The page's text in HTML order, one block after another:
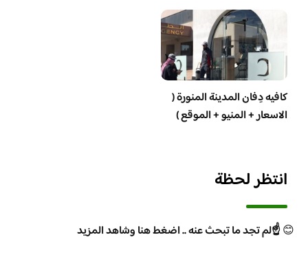
كافيه دِفان المدينة المنورة (
الاسعار + المنيو + الموقع )
انتظر لحظة
😊☝️لم تجد ما تبحث عنه .. اضغط هنا وشاهد المزيد